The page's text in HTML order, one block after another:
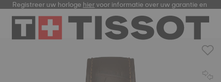
Registreer uw horlogehiervoor informatie over uw garantie en